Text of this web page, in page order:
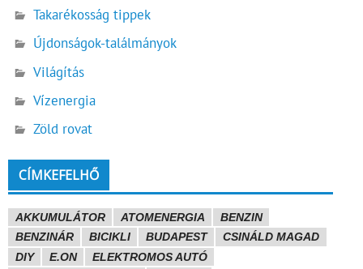
Takarékosság tippek
Újdonságok-találmányok
Világítás
Vízenergia
Zöld rovat
CÍMKEFELHŐ
AKKUMULÁTOR ATOMENERGIA
BENZIN
BENZINÁR
BICIKLI BUDAPEST
CSINÁLD MAGAD
DIY
E.ON
ELEKTROMOS AUTÓ